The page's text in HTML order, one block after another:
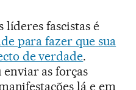
líderes fascistas é
para fazer que sua
de verdade.
as forças
lá e em